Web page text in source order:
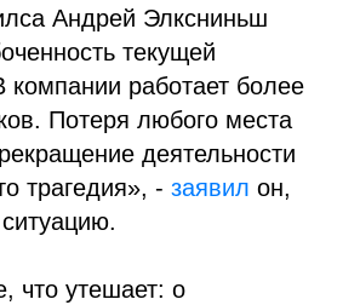
Андрей Элксниньш
текущей
компании работает более
Потеря любого места
деятельности
трагедия», - заявил он,
что утешает: о